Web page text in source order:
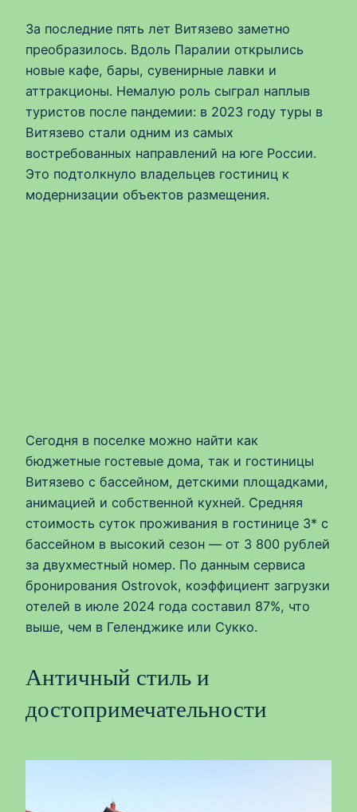
За последние пять лет Витязево заметно
преобразилось. Вдоль Паралии открылись
новые кафе, бары, сувенирные лавки и
аттракционы. Немалую роль сыграл наплыв
туристов после пандемии: в 2023 году туры в
Витязево стали одним из самых
востребованных направлений на юге России.
Это подтолкнуло владельцев гостиниц к
модернизации объектов размещения.
Сегодня в поселке можно найти как
бюджетные гостевые дома, так и гостиницы
Витязево с бассейном, детскими площадками,
анимацией и собственной кухней. Средняя
стоимость суток проживания в гостинице 3* с
бассейном в высокий сезон — от 3 800 рублей
за двухместный номер. По данным сервиса
бронирования Ostrovok, коэффициент загрузки
отелей в июле 2024 года составил 87%, что
выше, чем в Геленджике или Сукко.
Античный стиль и
достопримечательности